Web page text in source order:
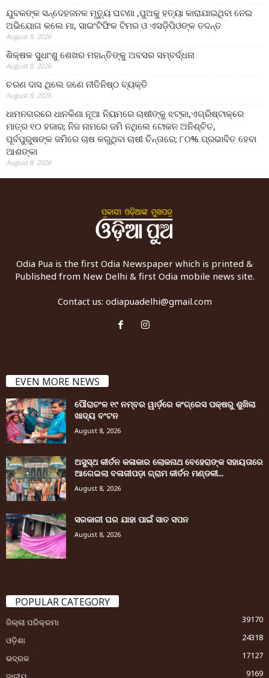
ଯୁବକଙ୍କ ସନ୍ଦେହଜନକ ମୃତ୍ୟୁ ଘଟଣା ,ପୁଅକୁ ହତ୍ୟା କାରାଯାଇଥିବା ନେଇ
ଅଭିଯୋଗ କଲେ ମା, ସାଇଂଟିଫିକ ଟିମର ଓ ଏସଡ଼ିପିଓଙ୍କ ତଦନ୍ତ
August 8, 2026
ଶିକ୍ଷକ ସୁଧାଂଶୁ ଶେଖର ମହାନ୍ତିଙ୍କୁ ଅବସର ସମ୍ବର୍ଦ୍ଧନା
August 8, 2026
ଚରଣ ଦାସ ଥିଲେ ଜଣେ ନୀତିନିଷ୍ଠ ବ୍ୟକ୍ତି
August 8, 2026
ଧାମନଗରରେ ଧାନକିଣା ନୂଆ ନିୟମରେ ଚାଷୀଙ୍କୁ ଝଟ୍‌କା,ଏଗ୍ରିଷ୍ଟାକ୍‌ରେ
ମାତ୍ର ୧୦ ହଜାର; ନିଜ ନାମରେ ଜମି ନଥିଲେ ଟୋକନ ଅନିଶ୍ଚିତ,
ପୂର୍ବପୁରୁଷଙ୍କ ଜମିରେ ଚାଷ କରୁଥିବା ଚାଷୀ ଚିନ୍ତାରେ; ୮୦% ପ୍ରଭାବିତ ହେବା
ଆଶଙ୍କା
August 8, 2026
Odia Pua is the first Odia Newspaper which is printed &
Published from New Delhi & first Odia mobile news site.
Contact us: odiapuadelhi@gmail.com
EVEN MORE NEWS
ପୌରାଚଂଳ ୧୯ ନମ୍ବର ୱାର୍ଡ଼ରେ କଂଗ୍ରେସ ପକ୍ଷରୁ ଶୁଖିଲା
ଖାଦ୍ୟ ବଂଟନ
August 8, 2026
ଅସୁସ୍ଥ କୀର୍ତନ କଳାକାର ଲୋକନାଥ ବେହେରାଙ୍କ ସହାୟତାରେ
ଆଗେଇଲା ବଳାଜୀପଡ଼ା ଗ୍ରାମ କୀର୍ତନ ମଣ୍ଡଳୀ...
August 8, 2026
ସରକାରୀ ଘର ଯାହା ପାଇଁ ସାତ ସପନ
August 8, 2026
POPULAR CATEGORY
ଜିଲ୍ଲା ପରିକ୍ରମା
39170
ଓଡ଼ିଶା
24318
ଭଦ୍ରକ
17127
9169